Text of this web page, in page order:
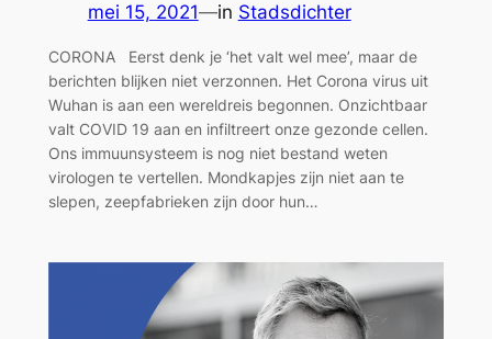
mei 15, 2021—in Stadsdichter
CORONA Eerst denk je ‘het valt wel mee’, maar de
berichten blijken niet verzonnen. Het Corona virus uit
Wuhan is aan een wereldreis begonnen. Onzichtbaar
valt COVID 19 aan en infiltreert onze gezonde cellen.
Ons immuunsysteem is nog niet bestand weten
virologen te vertellen. Mondkapjes zijn niet aan te
slepen, zeepfabrieken zijn door hun…